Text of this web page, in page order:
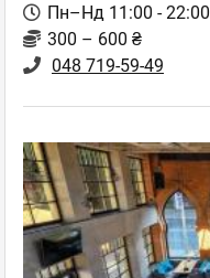
Пн–Нд 11:00 - 22:00
300 – 600 ₴
048 719-59-49